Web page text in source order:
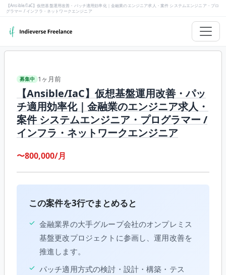
【Ansible/IaC】仮想基盤運用改善・パッチ適用効率化｜金融業のエンジニア求人・案件 システムエンジニア・プロ
グラマー / インフラ・ネットワークエンジニア
募集中 1ヶ月前
【Ansible/IaC】仮想基盤運用改善・パッ
チ適用効率化｜金融業のエンジニア求人・
案件 システムエンジニア・プログラマー /
インフラ・ネットワークエンジニア
〜800,000/月
この案件を3行でまとめると
✓ 金融業界の大手グループ会社のオンプレミス
基盤更改プロジェクトに参画し、運用改善を
推進します。
✓ パッチ適用方式の検討・設計・構築・テス